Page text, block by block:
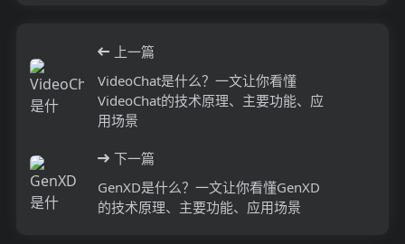
上一篇
VideoChat是什么？一文让你看懂
VideoChat的技术原理、主要功能、应
用场景
下一篇
GenXD是什么？一文让你看懂GenXD
的技术原理、主要功能、应用场景